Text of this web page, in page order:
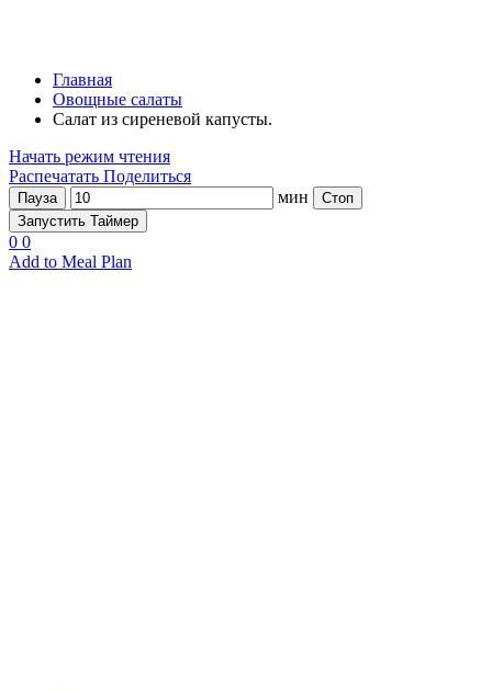
Главная
Овощные салаты
Салат из сиреневой капусты.
Начать режим чтения
Распечатать Поделиться
Пауза мин
Стоп
Запустить Таймер
0 0
Add to Meal Plan